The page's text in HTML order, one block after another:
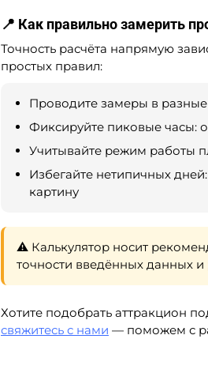
📍 Как правильно замерить
Точность расчёта напрямую
простых правил:
Проводите замеры в
Фиксируйте пиковые часы:
Учитывайте режим работы
Избегайте нетипичных
картину
⚠️ Калькулятор носит
точности введённых данных
Хотите подобрать аттракцион
свяжитесь с нами — поможем с